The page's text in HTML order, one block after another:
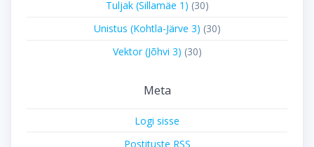
Tuljak (Sillamäe 1) (30)
Unistus (Kohtla-Järve 3) (30)
Vektor (Jõhvi 3) (30)
Meta
Logi sisse
Postituste RSS